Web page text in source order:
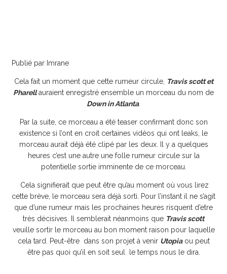
Publié par Imrane
Cela fait un moment que cette rumeur circule, Travis scott et
Pharellauraient enregistré ensemble un morceau du nom de
Down in Atlanta.
Par la suite, ce morceau a été teaser confirmant donc son
existence si l’ont en croit certaines vidéos qui ont leaks, le
morceau aurait déjà été clipé par les deux. Il y a quelques
heures c’est une autre une folle rumeur circule sur la
potentielle sortie imminente de ce morceau.
Cela signifierait que peut être qu’au moment où vous lirez
cette brève, le morceau sera déjà sorti. Pour l’instant il ne s’agit
que d’une rumeur mais les prochaines heures risquent d’etre
très décisives. Il semblerait néanmoins que Travis scott
veuille sortir le morceau au bon moment raison pour laquelle
cela tard. Peut-être dans son projet à venir Utopiaou peut
être pas quoi qu’il en soit seul le temps nous le dira.